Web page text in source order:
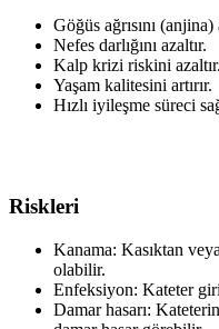
Göğüs ağrısını
Nefes darlığını azaltır.
Kalp krizi riskini azaltır.
Yaşam kalitesini artırır.
Hızlı iyileşme süreci
Riskleri
Kanama: Kasıktan
olabilir.
Enfeksiyon: Kateter
Damar hasarı: